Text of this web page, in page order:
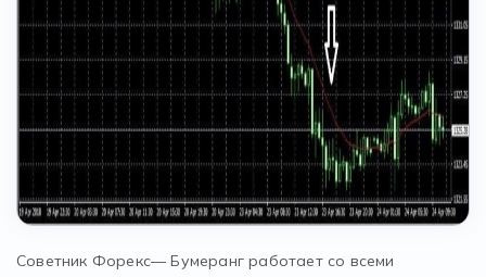
Советник Форекс— Бумеранг работает со всеми